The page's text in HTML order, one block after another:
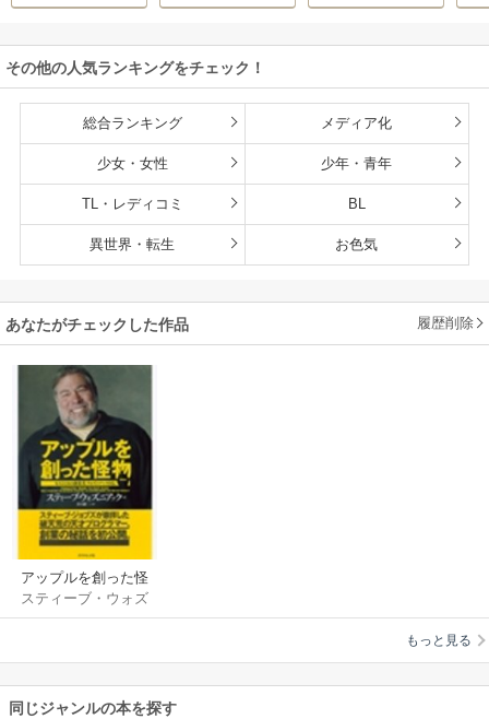
その他の人気ランキングをチェック！
総合ランキング メディア化
少女・女性 少年・青年
TL・レディコミ BL
異世界・転生 お色気
あなたがチェックした作品 履歴削除
アップルを創った怪
物
スティーブ・ウォズ
ニアック/井口耕二
もっと見る
同じジャンルの本を探す